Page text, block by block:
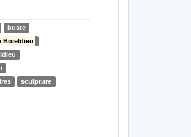
buste
Boieldieu
sculpture